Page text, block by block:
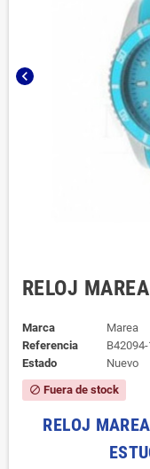
chevron_left
RELOJ
Marca
Marea
Referencia
B42094-
Estado
Nuevo
block Fuera de stock
RELOJ